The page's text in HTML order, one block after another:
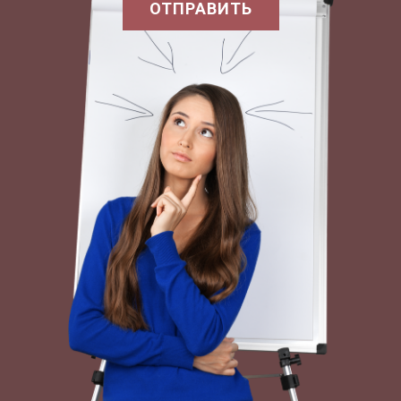
опиливаемых плоскостей оценивают с
помощью различных контрольно-
измерительных инструментов: плоскостность —
лекальной линейкой на просвет; точность
обработанных под прямым углом смежных
плоскостей — угольником; параллельно
обработанные плоскости — штангенциркулем
(рис. 3). PRIVATE 'TYPE=PICT;ALT=' Рис. 3. Способы
контроля поверхностей при опиливании: а -
лекальной линейкой; б - угольником; в -
штангенциркулем — вперед и в сторону с
поворотом вокруг своей оси (рис. 4.б). Контроль
осуществляют по разметке или с помощью
шаблонов.
ОТПРАВИТЬ